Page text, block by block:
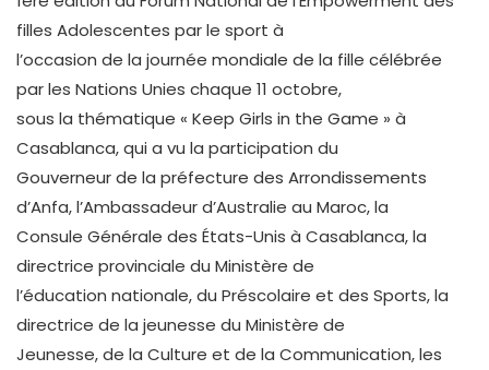
filles Adolescentes par le sport à
l’occasion de la journée mondiale de la fille célébrée
par les Nations Unies chaque 11 octobre,
sous la thématique « Keep Girls in the Game » à
Casablanca, qui a vu la participation du
Gouverneur de la préfecture des Arrondissements
d’Anfa, l’Ambassadeur d’Australie au Maroc, la
Consule Générale des États-Unis à Casablanca, la
directrice provinciale du Ministère de
l’éducation nationale, du Préscolaire et des Sports, la
directrice de la jeunesse du Ministère de
Jeunesse, de la Culture et de la Communication, les